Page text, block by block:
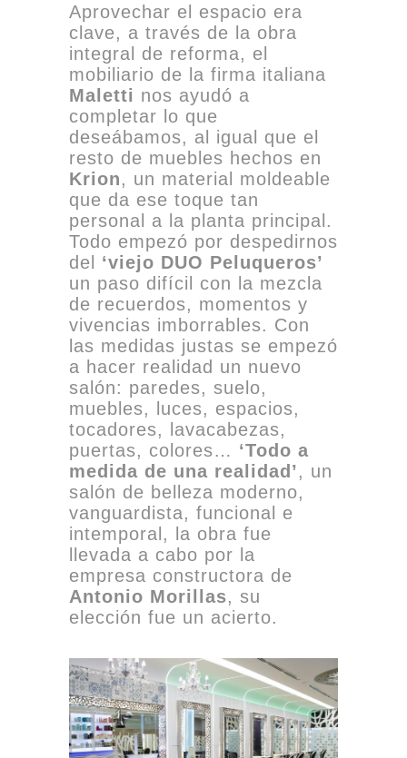
Aprovechar el espacio era
clave, a través de la obra
integral de reforma, el
mobiliario de la firma italiana
Maletti nos ayudó a
completar lo que
deseábamos, al igual que el
resto de muebles hechos en
Krion, un material moldeable
que da ese toque tan
personal a la planta principal.
Todo empezó por despedirnos
del ‘viejo DUO Peluqueros’
un paso difícil con la mezcla
de recuerdos, momentos y
vivencias imborrables. Con
las medidas justas se empezó
a hacer realidad un nuevo
salón: paredes, suelo,
muebles, luces, espacios,
tocadores, lavacabezas,
puertas, colores… ‘Todo a
medida de una realidad’, un
salón de belleza moderno,
vanguardista, funcional e
intemporal, la obra fue
llevada a cabo por la
empresa constructora de
Antonio Morillas, su
elección fue un acierto.